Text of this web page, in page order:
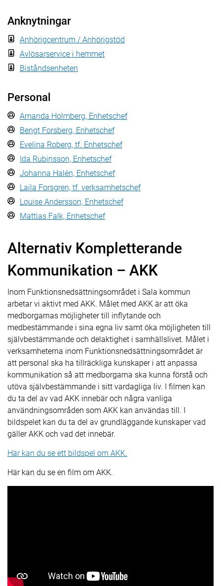
Anknytningar
Anhörigcentrum / Anhörigstöd
Avlösarservice i hemmet
Biståndsenheten
Personal
Amanda Holmberg, Enhetschef
Bengt Forsberg, Enhetschef
Evelina Roberg, tf. Enhetschef
Ida Rubinsson, Enhetschef
Johanna Halén, Enhetschef
Laila Forsgren, tf. verksamhetschef
Louise Andersson, Enhetschef
Mattias Falk, Enhetschef
Alternativ Kompletterande
Kommunikation – AKK
Inom Funktionsnedsättningsområdet i Sala kommun
arbetar vi aktivt med AKK. Målet med AKK är att öka
medborgarnas möjligheter till inflytande och
medbestämmande i sina egna liv samt öka möjligheten till
självbestämmande och delaktighet i samhällslivet. Målet i
verksamheterna inom Funktionsnedsättningsområdet är
att personal ska ha tillräckliga kunskaper i att anpassa
kommunikation så att medborgarna ska kunna förstå och
utöva självbestämmande i sitt vardagliga liv. I filmen kan
du ta del av vad AKK innebär och några vanliga
användningsområden som AKK kan användas till. I
bildspelet kan du ta del av grundläggande kunskaper vad
gäller AKK och vad det innebär.
Här kan du se ett bildspel om AKK.
Här kan du se en film om AKK.